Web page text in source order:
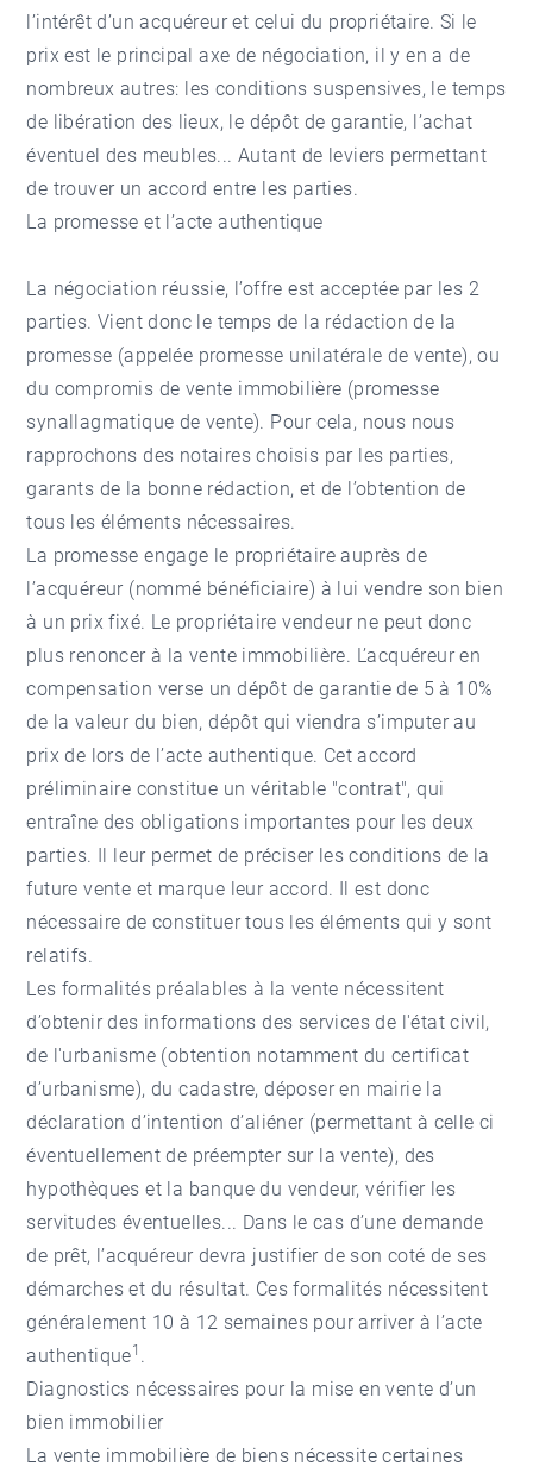
l’intérêt d’un acquéreur et celui du propriétaire. Si le
prix est le principal axe de négociation, il y en a de
nombreux autres: les conditions suspensives, le temps
de libération des lieux, le dépôt de garantie, l’achat
éventuel des meubles... Autant de leviers permettant
de trouver un accord entre les parties.
La promesse et l’acte authentique
La négociation réussie, l’offre est acceptée par les 2
parties. Vient donc le temps de la rédaction de la
promesse (appelée promesse unilatérale de vente), ou
du compromis de vente immobilière (promesse
synallagmatique de vente). Pour cela, nous nous
rapprochons des notaires choisis par les parties,
garants de la bonne rédaction, et de l’obtention de
tous les éléments nécessaires.
La promesse engage le propriétaire auprès de
l’acquéreur (nommé bénéficiaire) à lui vendre son bien
à un prix fixé. Le propriétaire vendeur ne peut donc
plus renoncer à la vente immobilière. L’acquéreur en
compensation verse un dépôt de garantie de 5 à 10%
de la valeur du bien, dépôt qui viendra s’imputer au
prix de lors de l’acte authentique. Cet accord
préliminaire constitue un véritable "contrat", qui
entraîne des obligations importantes pour les deux
parties. Il leur permet de préciser les conditions de la
future vente et marque leur accord. Il est donc
nécessaire de constituer tous les éléments qui y sont
relatifs.
Les formalités préalables à la vente nécessitent
d’obtenir des informations des services de l'état civil,
de l'urbanisme (obtention notamment du certificat
d’urbanisme), du cadastre, déposer en mairie la
déclaration d’intention d’aliéner (permettant à celle ci
éventuellement de préempter sur la vente), des
hypothèques et la banque du vendeur, vérifier les
servitudes éventuelles... Dans le cas d’une demande
de prêt, l’acquéreur devra justifier de son coté de ses
démarches et du résultat. Ces formalités nécessitent
généralement 10 à 12 semaines pour arriver à l’acte
authentique1 .
Diagnostics nécessaires pour la mise en vente d’un
bien immobilier
La vente immobilière de biens nécessite certaines